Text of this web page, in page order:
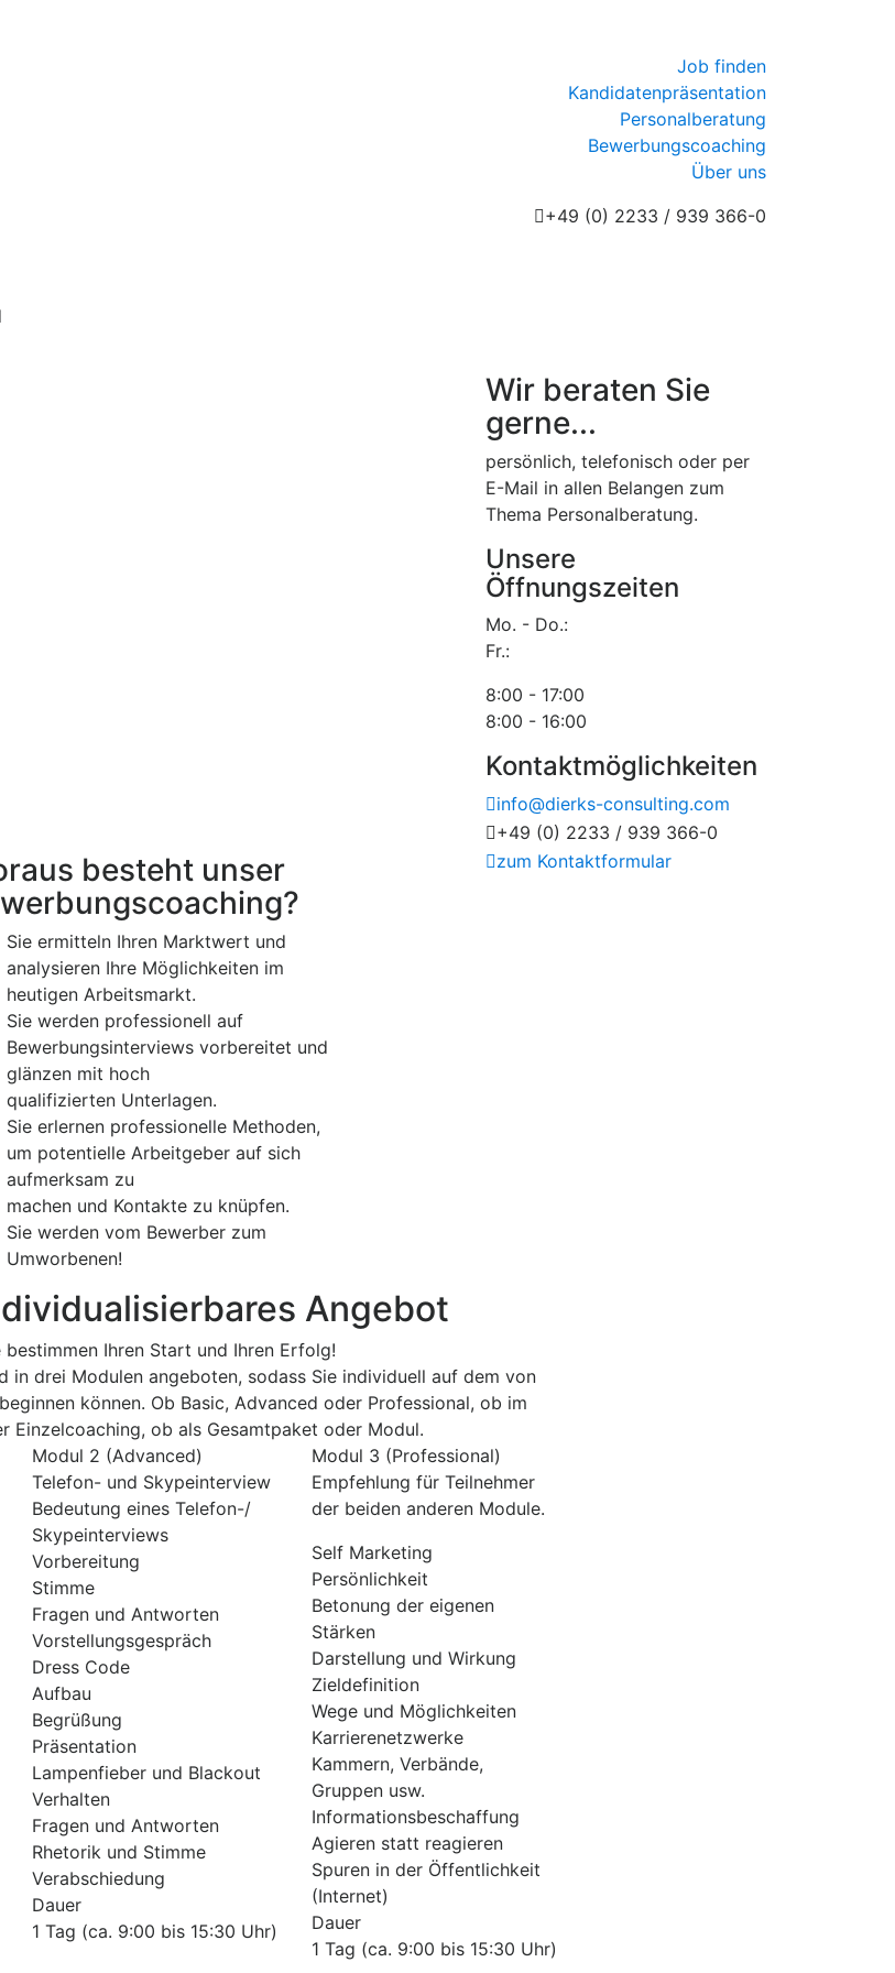
Job finden
Kandidatenpräsentation
Personalberatung
Bewerbungscoaching
Über uns
+49 (0) 2233 / 939 366-0
besteht unser
Sie ermitteln Ihren Marktwert und
analysieren Ihre Möglichkeiten im
heutigen Arbeitsmarkt.
Sie werden professionell auf
Bewerbungsinterviews vorbereitet und
glänzen mit hoch
qualifizierten Unterlagen.
Sie erlernen professionelle Methoden,
um potentielle Arbeitgeber auf sich
aufmerksam zu
machen und Kontakte zu knüpfen.
Sie werden vom Bewerber zum
Umworbenen!
Wir beraten Sie
gerne...
persönlich, telefonisch oder per
E-Mail in allen Belangen zum
Thema Personalberatung.
Unsere
Öffnungszeiten
Mo. - Do.:
Fr.:
8:00 - 17:00
8:00 - 16:00
Kontaktmöglichkeiten
info@dierks-consulting.com
+49 (0) 2233 / 939 366-0
zum Kontaktformular
Angebot
bestimmen Ihren Start und Ihren Erfolg!
in drei Modulen angeboten, sodass Sie individuell auf dem von
können. Ob Basic, Advanced oder Professional, ob im
Einzelcoaching, ob als Gesamtpaket oder Modul.
Modul 2 (Advanced)
Telefon- und Skypeinterview
Bedeutung eines Telefon-/
Skypeinterviews
Vorbereitung
Stimme
Fragen und Antworten
Vorstellungsgespräch
Dress Code
Aufbau
Begrüßung
Präsentation
Lampenfieber und Blackout
Verhalten
Fragen und Antworten
Rhetorik und Stimme
Verabschiedung
Dauer
1 Tag (ca. 9:00 bis 15:30 Uhr)
Modul 3 (Professional)
Empfehlung für Teilnehmer
der beiden anderen Module.
Self Marketing
Persönlichkeit
Betonung der eigenen
Stärken
Darstellung und Wirkung
Zieldefinition
Wege und Möglichkeiten
Karrierenetzwerke
Kammern, Verbände,
Gruppen usw.
Informationsbeschaffung
Agieren statt reagieren
Spuren in der Öffentlichkeit
(Internet)
Dauer
1 Tag (ca. 9:00 bis 15:30 Uhr)